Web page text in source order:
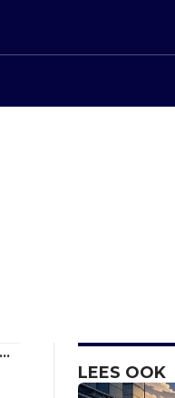
LEES OOK